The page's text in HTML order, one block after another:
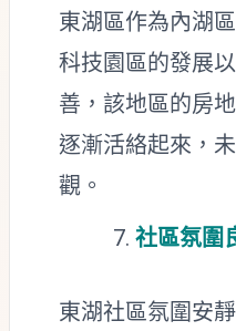
東湖區作為內湖
科技園區的發展
善，該地區的房
逐漸活絡起來，
觀。
社區氛圍
東湖社區氛圍安